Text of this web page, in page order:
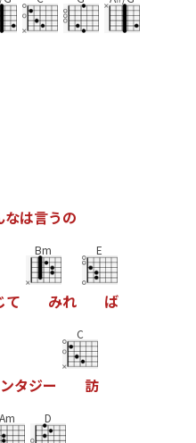
なは言うの
て
Bm
みれ
E
ば
ンタジー
C
訪
Am D